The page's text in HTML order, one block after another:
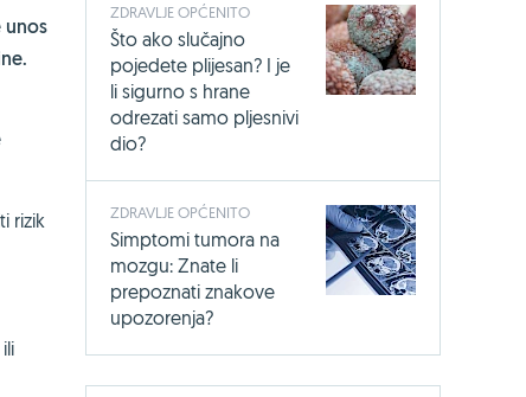
unos
rizik
ZDRAVLJE OPĆENITO
Što ako slučajno
pojedete plijesan? I je
li sigurno s hrane
odrezati samo pljesnivi
dio?
ZDRAVLJE OPĆENITO
Simptomi tumora na
mozgu: Znate li
prepoznati znakove
upozorenja?